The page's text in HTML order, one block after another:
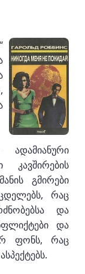
გმირები
რაც
და
და
ფონს, რაც